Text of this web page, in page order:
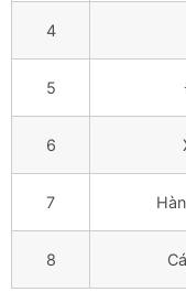
4
5
6
7
8